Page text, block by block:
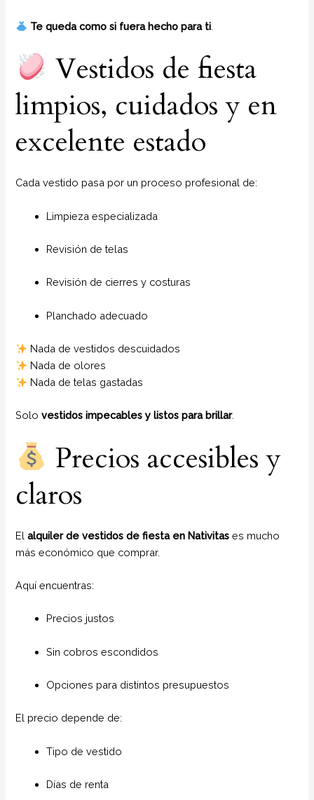
Te queda como si fuera hecho para ti
Vestidos de fiesta
limpios, cuidados y en
excelente estado
Cada vestido pasa por un proceso profesional de:
Limpieza especializada
Revisión de telas
Revisión de cierres y costuras
Planchado adecuado
Nada de vestidos descuidados
Nada de olores
Nada de telas gastadas
Solovestidos impecables y listos para brillar.
Precios accesibles y
claros
Elalquiler de vestidos de fiesta en Nativitases mucho
más económico que comprar.
Aquí encuentras:
Precios justos
Sin cobros escondidos
Opciones para distintos presupuestos
El precio depende de:
Tipo de vestido
Días de renta